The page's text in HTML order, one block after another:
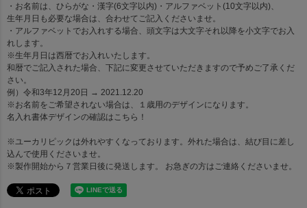
・お名前は、ひらがな・漢字(6文字以内)・アルファベット(10文字以内)、
生年月日も必要な場合は、合わせてご記入くださいませ。
・アルファベットでお入れする場合、頭文字は大文字それ以降を小文字でお入
れします。
※生年月日は西暦でお入れいたします。
和暦でご記入された場合、下記に変更させていただきますので予めご了承くだ
さい。
例）令和3年12月20日 → 2021.12.20
※お名前をご希望されない場合は、１歳用のデザインになります。
名入れ書体デザインの確認はこちら！
※ユーカリピックは外れやすくなっております。外れた場合は、結び目に差し
込んで使用くださいませ。
※製作開始から７営業日後に発送します。 お急ぎの方はご連絡くださいませ。